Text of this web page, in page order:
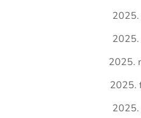
2025.
2025.
2025.
2025.